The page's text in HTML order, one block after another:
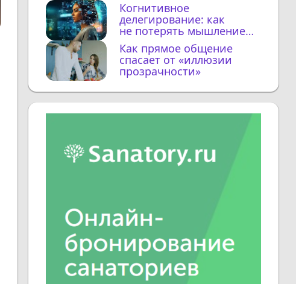
Когнитивное
делегирование: как
не потерять мышление
с ИИ
Как прямое общение
спасает от «иллюзии
прозрачности»